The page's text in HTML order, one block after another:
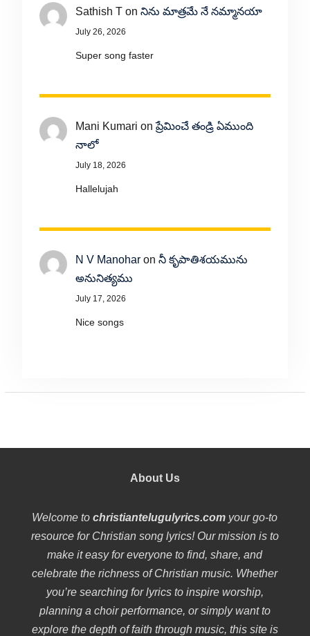
Sathish Ton నిను మాత్రమే నే నమ్మానయా
July 26, 2026
Super song faster
Mani Kumari onప్రేమించే తండ్రి ఏముంది
నాలో
July 18, 2026
Hallelujah
N V Manoharon నీ కృపాతిశయమును
అనునిత్యము
July 17, 2026
Nice songs
About Us
Welcome tochristiantelugulyrics.com your go-to
resource for Christian song lyrics! Our mission is to
make it easy for everyone to find, share, and
celebrate the richness of Christian music. Whether
you’re searching for lyrics to inspire worship,
planning a choir performance, or simply want to
explore the depth of faith through music, this site is